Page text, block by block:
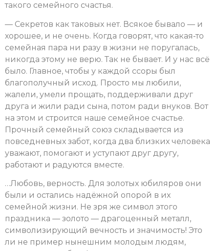
такого семейного счастья.
— Секретов как таковых нет. Всякое бывало — и
хорошее, и не очень. Когда говорят, что какая‑то
семейная пара ни разу в жизни не поругалась,
никогда этому не верю. Так не бывает. И у нас всё
было. Главное, чтобы у каждой ссоры был
благополучный исход. Просто мы любили,
жалели, умели прощать, поддерживали друг
друга и жили ради сына, потом ради внуков. Вот
на этом и строится наше семейное счастье.
Прочный семейный союз складывается из
повседневных забот, когда два близких человека
уважают, помогают и уступают друг другу,
работают и радуются вместе.
…Любовь, верность. Для золотых юбиляров они
были и остались надёжной опорой в их
семейной жизни. Не зря же символ этого
праздника — золото — драгоценный металл,
символизирующий вечность и значимость! Это
ли не пример нынешним молодым людям,